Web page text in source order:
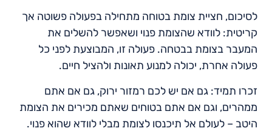
לסיכום, חציית צומת בטוחה מתחילה בפעולה פשוטה אך
קריטית: לוודא שהצומת פנוי ושאפשר להשלים את
המעבר בצומת בבטחה. פעולה זו, המבוצעת לפני כל
פעולה אחרת, יכולה למנוע תאונות ולהציל חיים.
זכרו תמיד: גם אם יש לכם רמזור ירוק, גם אם אתם
ממהרים, וגם אם אתם בטוחים שאתם מכירים את הצומת
היטב – לעולם אל תיכנסו לצומת מבלי לוודא שהוא פנוי.